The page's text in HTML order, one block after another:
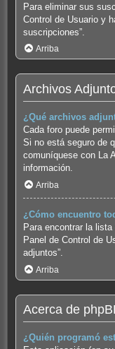
Para eliminar sus
Control de Usuario y
suscripciones”.
Arriba
Archivos
¿Qué archivos
Cada foro puede
Si no está seguro de
comuníquese con La
información.
Arriba
¿Cómo encuentro
Para encontrar la
Panel de Control de
adjuntos”.
Arriba
Acerca de
¿Quién programó